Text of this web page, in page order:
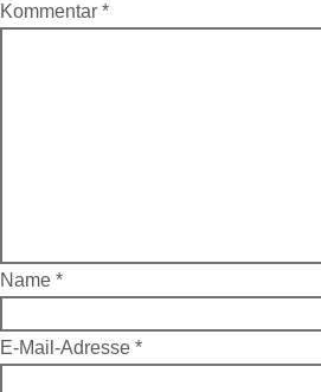
Kommentar *
Name *
E-Mail-Adresse *